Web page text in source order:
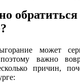
обратиться
может
важно
причин,